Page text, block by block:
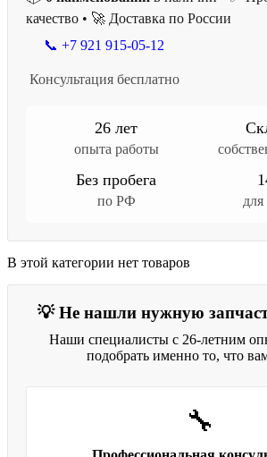
качество • 🚀 Доставка по России
📞 +7 921 915-05-12
Консультация бесплатно
26 лет
опыта работы
Без пробега
по РФ
В этой категории нет товаров
💡 Не нашли нужную
Наши специалисты с 26-летним
подобрать именно то, что
🔧